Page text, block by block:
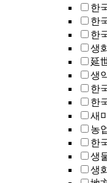
한
한
한
생
延
생
한
한
새
농
한
생
생